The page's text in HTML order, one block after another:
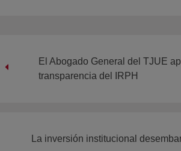
El Abogado General del TJUE
transparencia del IRPH
La inversión institucional